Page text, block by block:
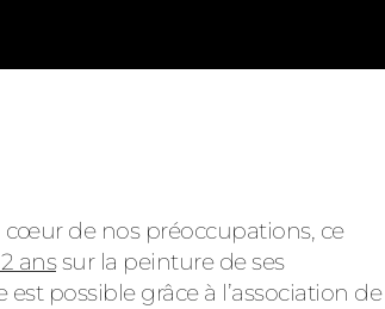
de nos préoccupations, ce
anssur la peinture de ses
possible grâce à l’association de